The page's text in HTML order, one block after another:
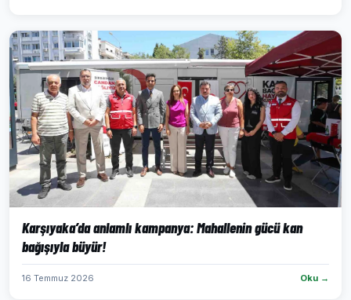
Karşıyaka’da anlamlı kampanya: Mahallenin gücü kan
bağışıyla büyür!
16 Temmuz 2026 Oku →